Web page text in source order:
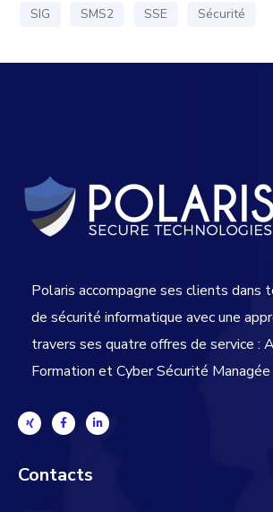
SIG
SMS2 SSE Sécurité
Polaris accompagne ses clients dans
de sécurité informatique avec une
travers ses quatre offres de service :
Formation et Cyber Sécurité Managée
Contacts